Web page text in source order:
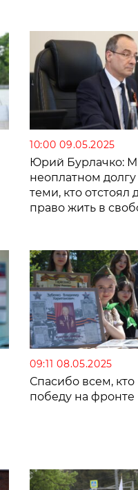
10:00 09.05.2025
Юрий Бурлачко:
неоплатном
теми, кто отстоял
право жить в
09:11 08.05.2025
Спасибо всем, кто
победу на фронте